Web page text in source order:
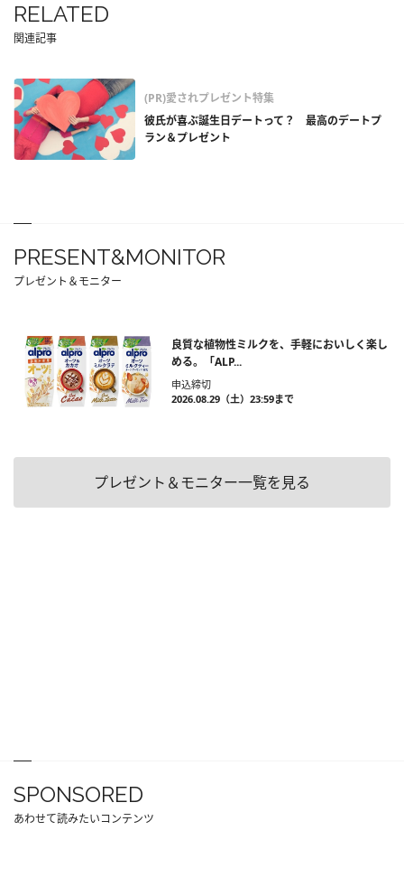
RELATED
関連記事
(PR)愛されプレゼント特集
彼氏が喜ぶ誕生日デートって？ 最高のデートプ
ラン＆プレゼント
PRESENT&MONITOR
プレゼント＆モニター
良質な植物性ミルクを、手軽においしく楽し
める。「ALP...
申込締切
2026.08.29（土）23:59まで
プレゼント＆モニター一覧を見る
SPONSORED
あわせて読みたいコンテンツ